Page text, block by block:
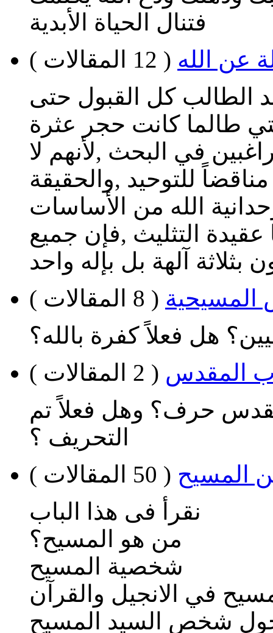
فتنال الحياة الأبدية
عن الله ( 12 المقالات )
الطالب كل القبول حتى
طالما كانت حجر عثرة
في البحث ,لأنهم لا
للتوحيد ,والحقيقة
الله من الأساسات
عقيدة التثليث ,فإن جميع
بثلاثة آلهة بل بإله واحد
المسيحية ( 8 المقالات )
هل فعلاً كفرة بالله؟
المقدس ( 2 المقالات )
حرف؟ وهل فعلاً تم
التحريف ؟
المسيح ( 50 المقالات )
نقرأ فى هذا الباب
من هو المسيح؟
شخصية المسيح
في الانجيل والقرآن
شخص السيد المسيح